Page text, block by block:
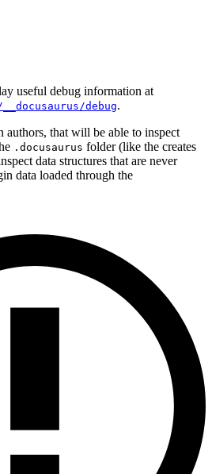
useful debug information at
debug.
that will be able to inspect
.docusaurus folder (like the creates
data structures that are never
data loaded through the